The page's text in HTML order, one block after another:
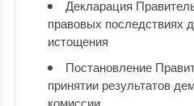
Декларация
правовых последствиях
истощения
Постановление
принятии результатов
комиссии